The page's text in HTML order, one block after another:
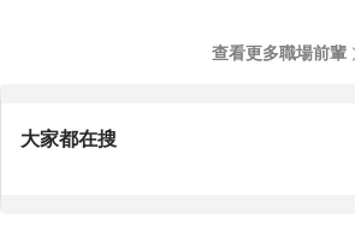
查看更多職場前輩
大家都在搜